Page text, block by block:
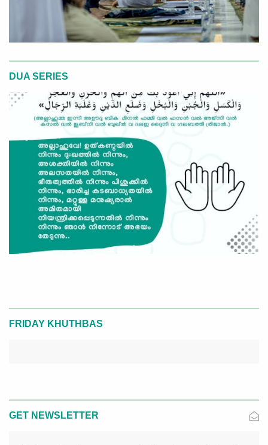
DUA SERIES
FRIDAY KHUTHBAS
GET NEWSLETTER